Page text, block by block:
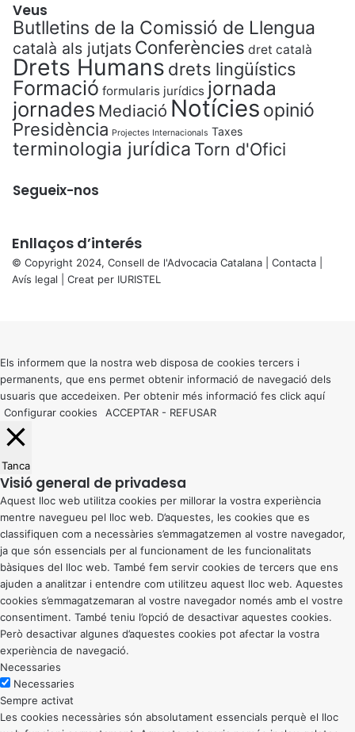
Veus
Butlletins de la Comissió de Llengua
català als jutjats Conferències dret català
Drets Humans drets lingüístics
Formació formularis jurídics jornada
jornades Mediació Notícies opinió
Presidència Projectes Internacionals Taxes
terminologia jurídica Torn d'Ofici
Segueix-nos
Enllaços d’interés
© Copyright 2024, Consell de l'Advocacia Catalana | Contacta
Avís legal | Creat per IURISTEL
button
Els informem que la nostra web disposa de cookies tercers i
permanents, que ens permet obtenir informació de navegació dels
usuaris que accedeixen. Per obtenir més informació fes click aquí
Configurar cookies
ACCEPTAR - REFUSAR
Tanca
Visió general de privadesa
Aquest lloc web utilitza cookies per millorar la vostra experiència
mentre navegueu pel lloc web. D’aquestes, les cookies que es
classifiquen com a necessàries s’emmagatzemen al vostre navegador,
ja que són essencials per al funcionament de les funcionalitats
bàsiques del lloc web. També fem servir cookies de tercers que ens
ajuden a analitzar i entendre com utilitzeu aquest lloc web. Aquestes
cookies s’emmagatzemaran al vostre navegador només amb el vostre
consentiment. També teniu l’opció de desactivar aquestes cookies.
Però desactivar algunes d’aquestes cookies pot afectar la vostra
experiència de navegació.
Necessaries
Necessaries
Sempre activat
Les cookies necessàries són absolutament essencials perquè el lloc